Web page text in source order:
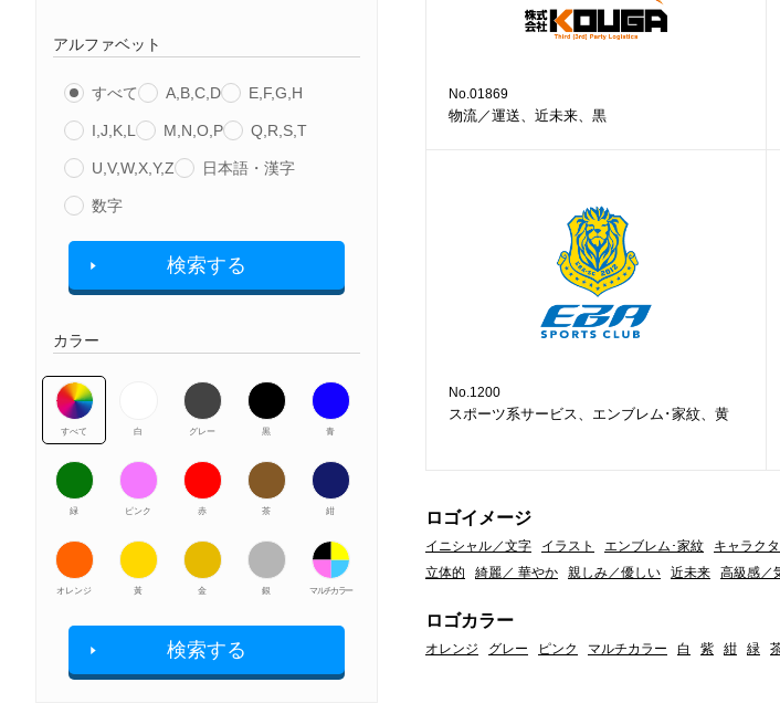
アルファベット
すべて A,B,C,D E,F,G,H
I,J,K,L M,N,O,P Q,R,S,T
U,V,W,X,Y,Z 日本語・漢字
数字
検索する
カラー
すべて 白 グレー 黒 青
緑 ピンク 赤 茶 紺
オレンジ 黃 金 銀 マルチカラー
検索する
No.01869
物流／運送、近未来、黒
No.1200
スポーツ系サービス、エンブレム･家紋、黄
ロゴイメージ
イニシャル／文字 イラスト エンブレム･家紋 キャラク
立体的
綺麗／ 華やか 親しみ／優しい 近未来 高級感／
ロゴカラー
オレンジ グレー ピンク マルチカラー 白 紫 紺 緑